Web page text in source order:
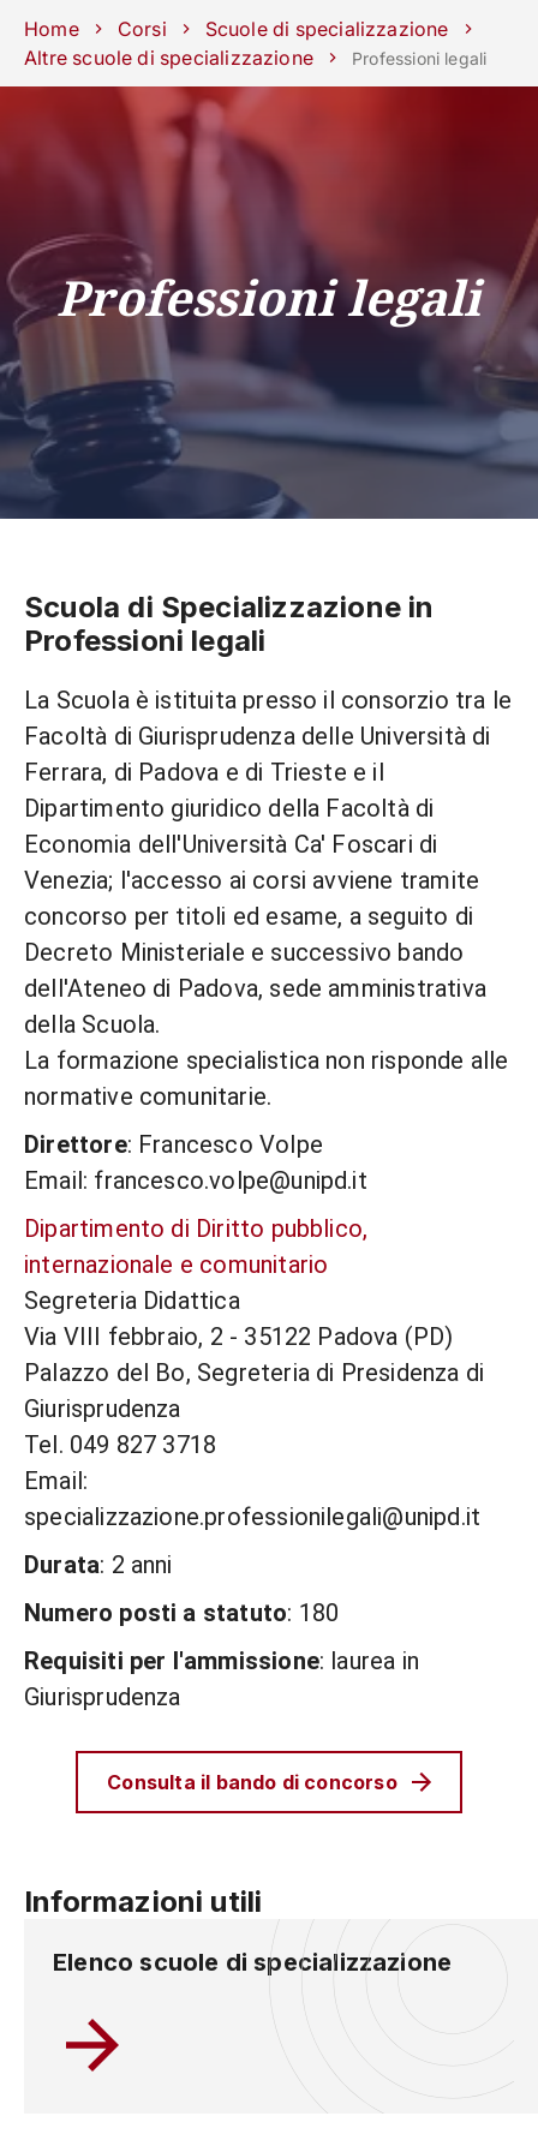
Scuole Dipartimenti CentriSostieni
Unipd
Area
stampa
Lavora con
noi
mail IT
CORSI
IMPRESE E IMPATTO
ATENEO
Servizi
Home Corsi
Scuole di specializzazione
Altre scuole di specializzazione
Professioni legali
Professioni legali
Scuola di Specializzazione in
Professioni legali
La Scuola è istituita presso il consorzio tra le
Facoltà di Giurisprudenza delle Università di
Ferrara, di Padova e di Trieste e il
Dipartimento giuridico della Facoltà di
Economia dell'Università Ca' Foscari di
Venezia; l'accesso ai corsi avviene tramite
concorso per titoli ed esame, a seguito di
Decreto Ministeriale e successivo bando
dell'Ateneo di Padova, sede amministrativa
della Scuola.
La formazione specialistica non risponde alle
normative comunitarie.
Direttore: Francesco Volpe
Email: francesco.volpe@unipd.it
Dipartimento di Diritto pubblico,
internazionale e comunitario
Segreteria Didattica
Via VIII febbraio, 2 - 35122 Padova (PD)
Palazzo del Bo, Segreteria di Presidenza di
Giurisprudenza
Tel. 049 827 3718
Email:
specializzazione.professionilegali@unipd.it
Durata: 2 anni
Numero posti a statuto: 180
Requisiti per l'ammissione: laurea in
Giurisprudenza
Consulta il bando di concorso
Informazioni utili
Elenco scuole di specializzazione